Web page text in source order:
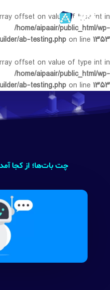
offset on value of type int in
/home/aipaair/public_html/wp-
ab-testing.php on line ۱۳۵۳
offset on value of type int in
/home/aipaair/public_html/wp-
ab-testing.php on line ۱۳۵۳
چت بات‌ها؛ از کجا